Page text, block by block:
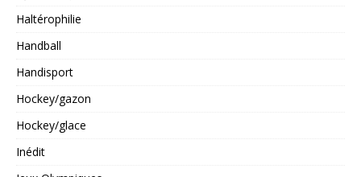
Haltérophilie
Handball
Handisport
Hockey/gazon
Hockey/glace
Inédit